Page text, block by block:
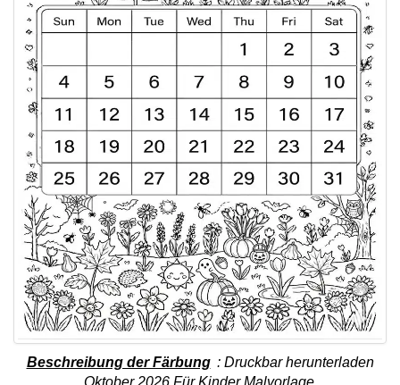
Beschreibung der Färbung : Druckbar herunterladen
Oktober 2026 Für Kinder Malvorlage